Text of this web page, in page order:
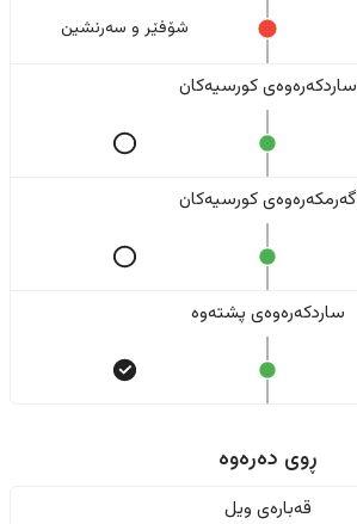
شۆفێر و سەرنشین
ساردکەرەوەی کورسیەکان
گەرمکەرەوەی کورسیەکان
ساردکەرەوەی پشتەوە
ڕوی دەرەوە
قەبارەی ویل